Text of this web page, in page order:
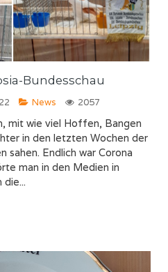
Bundesschau
News 2057
mit wie viel Hoffen, Bangen
in den letzten Wochen der
sahen. Endlich war Corona
man in den Medien in